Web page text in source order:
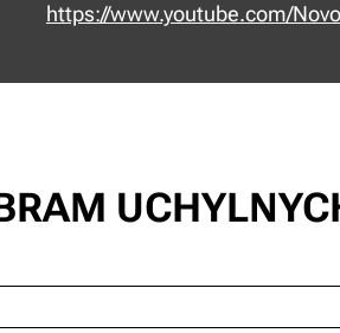
https://www.youtube.com/